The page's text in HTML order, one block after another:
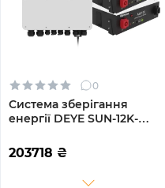
0
Система зберігання
енергії DEYE SUN-12K-
LFP-W 12kW 14.4kWh 3BAT
LiFePO4 6000 циклів
203718 ₴